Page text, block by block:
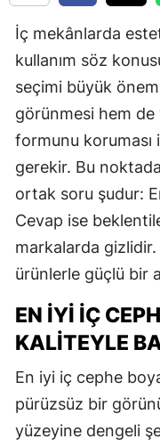
İç mekânlarda
kullanım söz
seçimi büyük önem
görünmesi hem de
formunu koruması
gerekir. Bu
ortak soru şudur:
Cevap ise
markalarda gizlidir.
ürünlerle güçlü bir
EN İYI İÇ
KALITEYLE
En iyi iç cephe
pürüzsüz bir
yüzeyine dengeli